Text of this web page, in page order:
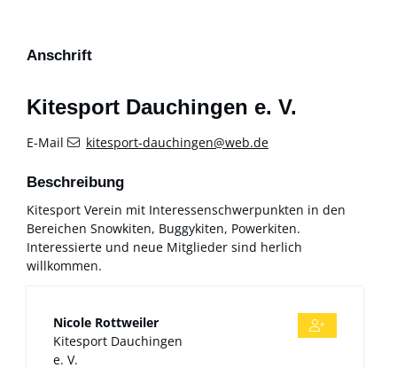
Anschrift
Kitesport Dauchingen e. V.
E-Mail kitesport-dauchingen@web.de
Nicole Rottweiler
Kitesport Dauchingen
e. V.
Beschreibung
Kitesport Verein mit Interessenschwerpunkten in den
Bereichen Snowkiten, Buggykiten, Powerkiten.
Interessierte und neue Mitglieder sind herlich
willkommen.